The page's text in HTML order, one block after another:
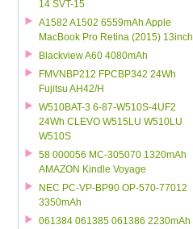
14 SVT-15
A1582 A1502 6559mAh Apple
MacBook Pro Retina (2015) 13inch
Blackview A60 4080mAh
FMVNBP212 FPCBP342 24Wh
Fujitsu AH42/H
W510BAT-3 6-87-W510S-4UF2
24Wh CLEVO W515LU W510LU
W510S
58 000056 MC-305070 1320mAh
AMAZON Kindle Voyage
NEC PC-VP-BP90 OP-570-77012
3350mAh
061384 061385 061386 2230mAh